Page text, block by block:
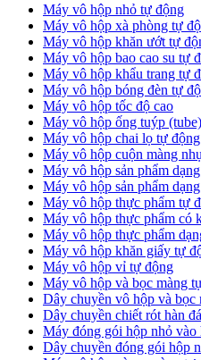
Máy vô hộp nhỏ tự động
Máy vô hộp xà phòng tự
Máy vô hộp khăn ướt tự
Máy vô hộp bao cao su tự
Máy vô hộp khẩu trang tự
Máy vô hộp bóng đèn tự
Máy vô hộp tốc độ cao
Máy vô hộp ống tuýp
Máy vô hộp chai lọ tự động
Máy vô hộp cuộn màng
Máy vô hộp sản phẩm
Máy vô hộp sản phẩm
Máy vô hộp thực phẩm tự
Máy vô hộp thực phẩm có
Máy vô hộp thực phẩm
Máy vô hộp khăn giấy tự
Máy vô hộp vỉ tự động
Máy vô hộp và bọc màng
Dây chuyền vô hộp và bọc
Dây chuyền chiết rót hàn
Máy đóng gói hộp nhỏ
Dây chuyền đóng gói hộp